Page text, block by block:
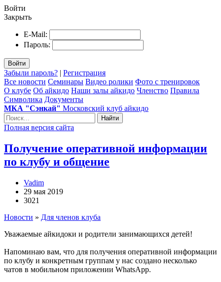
Войти
Закрыть
E-Mail:
Пароль:
Войти
Забыли пароль? | Регистрация
Все новости Семинары Видео ролики Фото с тренировок
О клубе Об айкидо Наши залы айкидо Членство Правила
Символика Документы
МКА "Сэнкай" Московский клуб айкидо
Найти
Полная версия сайта
Получение оперативной информации
по клубу и общение
Vadim
29 мая 2019
3021
Новости » Для членов клуба
Уважаемые айкидоки и родители занимающихся детей!
Напоминаю вам, что для получения оперативной информации
по клубу и конкретным группам у нас создано несколько
чатов в мобильном приложении WhatsApp.